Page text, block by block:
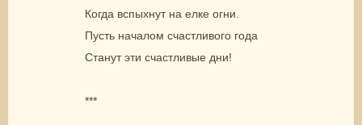
Когда вспыхнут на елке огни.
Пусть началом счастливого года
Станут эти счастливые дни!
***